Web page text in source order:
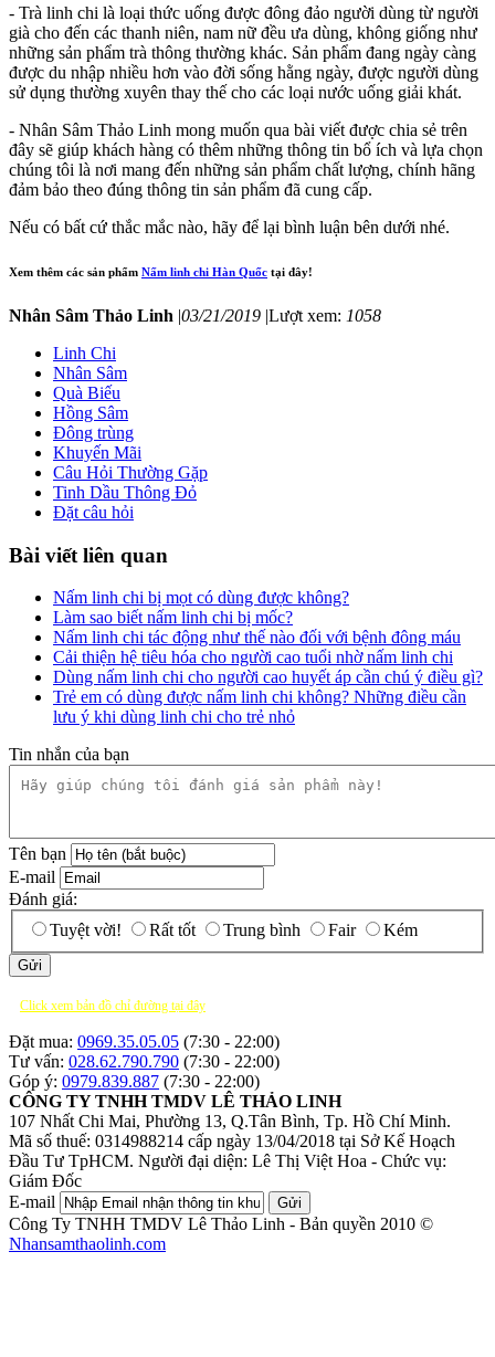
- Trà linh chi là loại thức uống được đông đảo người dùng từ người
già cho đến các thanh niên, nam nữ đều ưa dùng, không giống như
những sản phẩm trà thông thường khác. Sản phẩm đang ngày càng
được du nhập nhiều hơn vào đời sống hằng ngày, được người dùng
sử dụng thường xuyên thay thế cho các loại nước uống giải khát.
- Nhân Sâm Thảo Linh mong muốn qua bài viết được chia sẻ trên
đây sẽ giúp khách hàng có thêm những thông tin bổ ích và lựa chọn
chúng tôi là nơi mang đến những sản phẩm chất lượng, chính hãng
đảm bảo theo đúng thông tin sản phẩm đã cung cấp.
Nếu có bất cứ thắc mắc nào, hãy để lại bình luận bên dưới nhé.
Xem thêm các sản phẩm Nấm linh chi Hàn Quốc tại đây!
Nhân Sâm Thảo Linh |03/21/2019 |Lượt xem: 1058
Linh Chi
Nhân Sâm
Quà Biếu
Hồng Sâm
Đông trùng
Khuyến Mãi
Câu Hỏi Thường Gặp
Tinh Dầu Thông Đỏ
Đặt câu hỏi
Bài viết liên quan
Nấm linh chi bị mọt có dùng được không?
Làm sao biết nấm linh chi bị mốc?
Nấm linh chi tác động như thế nào đối với bệnh đông máu
Cải thiện hệ tiêu hóa cho người cao tuổi nhờ nấm linh chi
Dùng nấm linh chi cho người cao huyết áp cần chú ý điều gì?
Trẻ em có dùng được nấm linh chi không? Những điều cần
lưu ý khi dùng linh chi cho trẻ nhỏ
Tin nhắn của bạn
Tên bạn
E-mail
Đánh giá:
Tuyệt vời!
Rất tốt Trung bình Fair Kém
Click xem bản đồ chỉ đường tại đây
Đặt mua: 0969.35.05.05 (7:30 - 22:00)
Tư vấn: 028.62.790.790 (7:30 - 22:00)
Góp ý: 0979.839.887 (7:30 - 22:00)
CÔNG TY TNHH TMDV LÊ THẢO LINH
107 Nhất Chi Mai, Phường 13, Q.Tân Bình, Tp. Hồ Chí Minh.
Mã số thuế: 0314988214 cấp ngày 13/04/2018 tại Sở Kế Hoạch
Đầu Tư TpHCM. Người đại diện: Lê Thị Việt Hoa - Chức vụ:
Giám Đốc
E-mail
Gửi
Công Ty TNHH TMDV Lê Thảo Linh - Bản quyền 2010 ©
Nhansamthaolinh.com